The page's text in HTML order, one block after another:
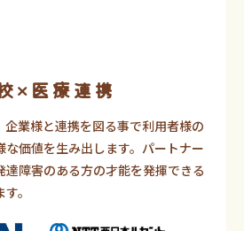
×医療連携
企業様と連携を図る事で利用者様の
価値を生み出します。パートナー
障害のある方の才能を発揮できる
。